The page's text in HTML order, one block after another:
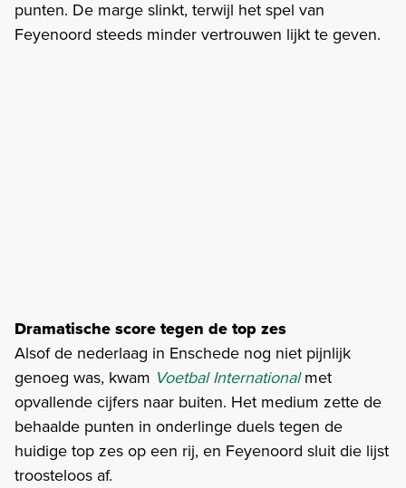
punten. De marge slinkt, terwijl het spel van
Feyenoord steeds minder vertrouwen lijkt te geven.
Dramatische score tegen de top zes
Alsof de nederlaag in Enschede nog niet pijnlijk
genoeg was, kwam Voetbal International met
opvallende cijfers naar buiten. Het medium zette de
behaalde punten in onderlinge duels tegen de
huidige top zes op een rij, en Feyenoord sluit die lijst
troosteloos af.